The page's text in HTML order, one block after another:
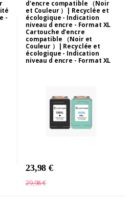
-
d'encre compatible （Noir
et Couleur ）| Recyclée et
écologique - Indication
niveau d encre - Format XL
Cartouche d'encre
compatible （Noir et
Couleur ）| Recyclée et
écologique - Indication
niveau d encre - Format XL
23,98 €
29,98 €